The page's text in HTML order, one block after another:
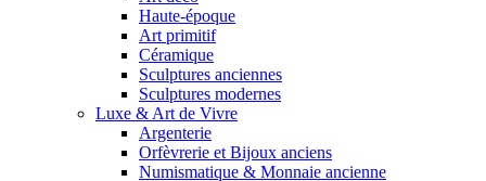
Haute-époque
Art primitif
Céramique
Sculptures anciennes
Sculptures modernes
Luxe & Art de Vivre
Argenterie
Orfèvrerie et Bijoux anciens
Numismatique & Monnaie ancienne